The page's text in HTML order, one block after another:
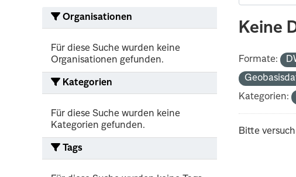
Organisationen
Für diese Suche wurden keine
Organisationen gefunden.
Kategorien
Für diese Suche wurden keine
Kategorien gefunden.
Tags
Keine
Formate:
Kategorien:
Bitte